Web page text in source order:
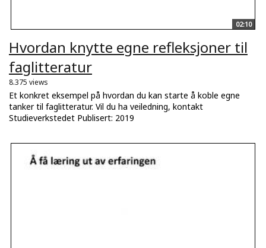
02:10
Hvordan knytte egne refleksjoner til
faglitteratur
8.375 views
Et konkret eksempel på hvordan du kan starte å koble egne
tanker til faglitteratur. Vil du ha veiledning, kontakt
Studieverkstedet Publisert: 2019